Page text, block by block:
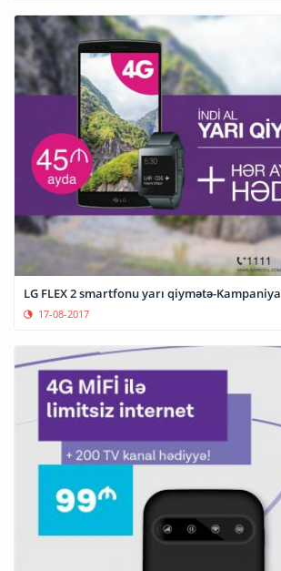
LG FLEX 2 smartfonu yarı qiymətə-Kampaniya
17-08-2017